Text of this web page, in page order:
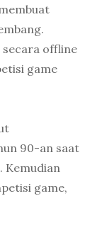
secara offline
game
90-an saat
Kemudian
game,